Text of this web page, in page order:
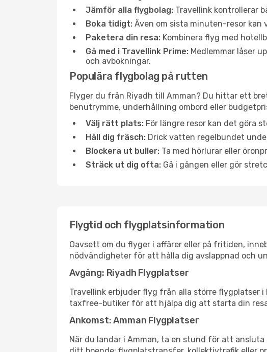
Jämför alla flygbolag: Travellink kontrollerar
Boka tidigt: Även om sista minuten-resor
Paketera din resa: Kombinera flyg med
Gå med i Travellink Prime: Medlemmar låser
och avbokningar.
Populära flygbolag på rutten
Flyger du från Riyadh till Amman? Du hittar ett
benutrymme, underhållning ombord eller
Välj rätt plats: För längre resor kan det göra
Håll dig fräsch: Drick vatten regelbundet
Blockera ut buller: Ta med hörlurar eller
Sträck ut dig ofta: Gå i gången eller gör
Flygtid och flygplatsinformation
Oavsett om du flyger i affärer eller på fritiden,
nödvändigheter för att hålla dig avslappnad och
Avgång: Riyadh Flygplatser
Travellink erbjuder flyg från alla större flygplatser
taxfree-butiker för att hjälpa dig att starta din
Ankomst: Amman Flygplatser
När du landar i Amman, ta en stund för att